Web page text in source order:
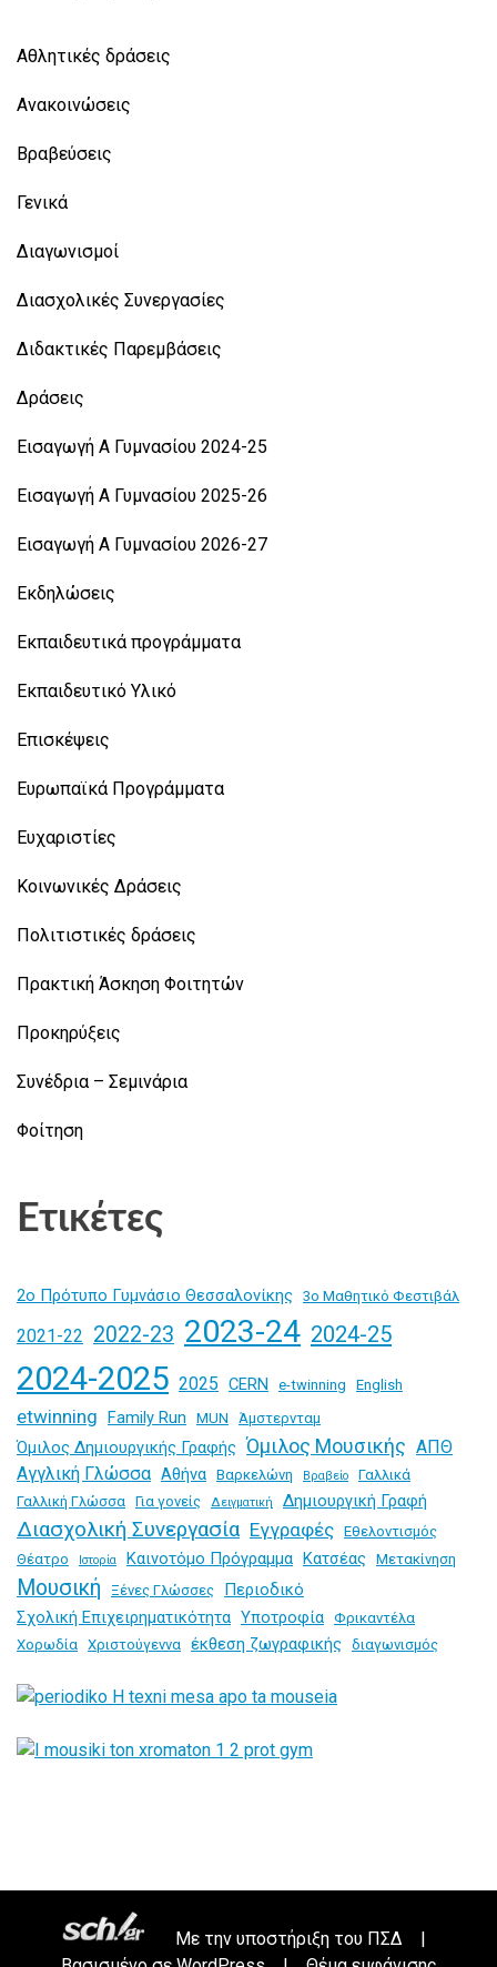
Αθλητικές δράσεις
Ανακοινώσεις
Βραβεύσεις
Γενικά
Διαγωνισμοί
Διασχολικές Συνεργασίες
Διδακτικές Παρεμβάσεις
Δράσεις
Εισαγωγή Α Γυμνασίου 2024-25
Εισαγωγή Α Γυμνασίου 2025-26
Εισαγωγή Α Γυμνασίου 2026-27
Εκδηλώσεις
Εκπαιδευτικά προγράμματα
Εκπαιδευτικό Υλικό
Επισκέψεις
Ευρωπαϊκά Προγράμματα
Ευχαριστίες
Κοινωνικές Δράσεις
Πολιτιστικές δράσεις
Πρακτική Άσκηση Φοιτητών
Προκηρύξεις
Συνέδρια – Σεμινάρια
Φοίτηση
Ετικέτες
2ο Πρότυπο Γυμνάσιο Θεσσαλονίκης 3ο Μαθητικό Φεστιβάλ
2021-22 2022-23 2023-24 2024-25
2024-2025 2025 CERN e-twinning English
etwinning Family Run MUN Άμστερνταμ
Όμιλος Δημιουργικής Γραφής Όμιλος Μουσικής ΑΠΘ
Αγγλική Γλώσσα Αθήνα Βαρκελώνη Βραβείο
Γαλλικά
Γαλλική Γλώσσα
Για γονείς Δειγματική Δημιουργική Γραφή
Διασχολική Συνεργασία Εγγραφές Εθελοντισμός
Θέατρο
Ιστορία Καινοτόμο Πρόγραμμα Κατσέας Μετακίνηση
Μουσική Ξένες Γλώσσες
Περιοδικό
Σχολική Επιχειρηματικότητα Υποτροφία Φρικαντέλα
Χορωδία
Χριστούγεννα έκθεση ζωγραφικής διαγωνισμός
Με την υποστήριξη του ΠΣΔ
|